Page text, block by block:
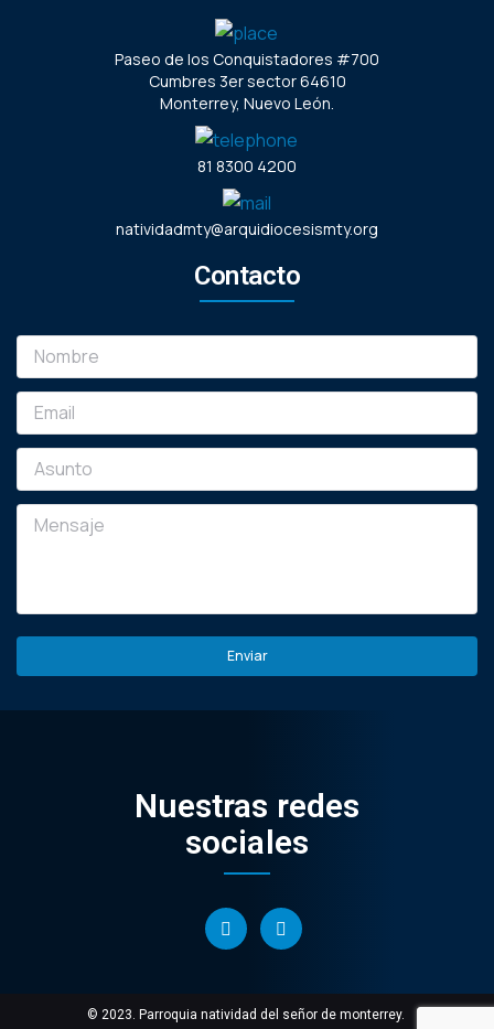
Paseo de los Conquistadores #700
Cumbres 3er sector 64610
Monterrey, Nuevo León.
81 8300 4200
natividadmty@arquidiocesismty.org
Contacto
Nuestras redes
sociales
© 2023. Parroquia natividad del señor de monterrey.